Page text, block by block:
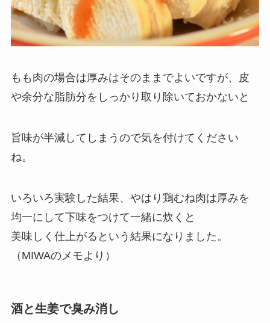
もも肉の場合は厚みはそのままでよいですが、皮
や余分な脂肪分をしっかり取り除いておかないと
旨味が半減してしまうので気を付けてください
ね。
いろいろ実験した結果、やはり鶏むね肉は厚みを
均一にして下味をつけて一緒に炊くと
美味しく仕上がるという結果になりました。
（MIWAのメモより）
酒と生姜で臭み消し